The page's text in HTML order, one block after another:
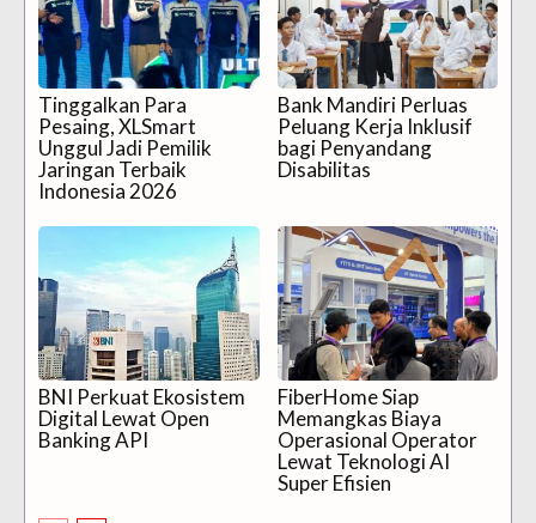
Tinggalkan Para
Pesaing, XLSmart
Unggul Jadi Pemilik
Jaringan Terbaik
Indonesia 2026
Bank Mandiri Perluas
Peluang Kerja Inklusif
bagi Penyandang
Disabilitas
BNI Perkuat Ekosistem
Digital Lewat Open
Banking API
FiberHome Siap
Memangkas Biaya
Operasional Operator
Lewat Teknologi AI
Super Efisien